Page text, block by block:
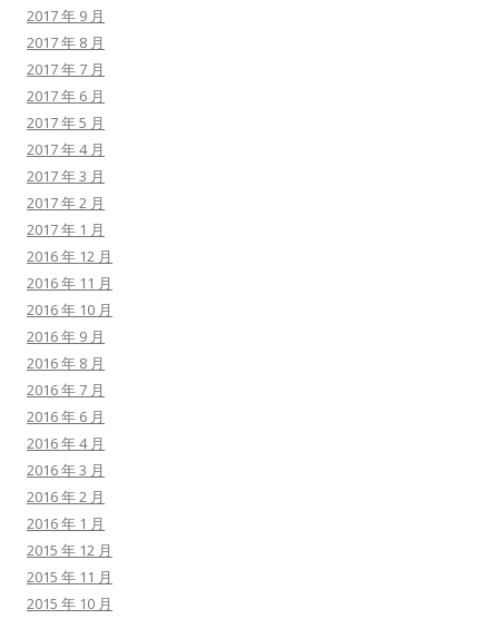
2017 年 9 月
2017 年 8 月
2017 年 7 月
2017 年 6 月
2017 年 5 月
2017 年 4 月
2017 年 3 月
2017 年 2 月
2017 年 1 月
2016 年 12 月
2016 年 11 月
2016 年 10 月
2016 年 9 月
2016 年 8 月
2016 年 7 月
2016 年 6 月
2016 年 4 月
2016 年 3 月
2016 年 2 月
2016 年 1 月
2015 年 12 月
2015 年 11 月
2015 年 10 月